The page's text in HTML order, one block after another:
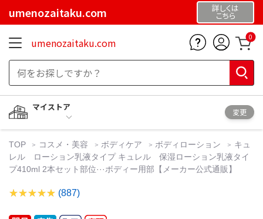
umenozaitaku.com 詳しくは
こちら
umenozaitaku.com 0
マイストア
変更
TOP コスメ・美容 ボディケア ボディローション
キュ
レル ローション乳液タイプ キュレル 保湿ローション乳液タイ
プ410ml 2本セット部位···ボディー用部【メーカー公式通販】
(887)